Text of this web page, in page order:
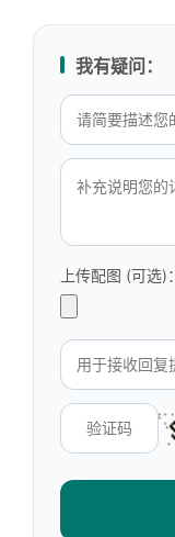
我有疑问：
上传配图 (可选)：